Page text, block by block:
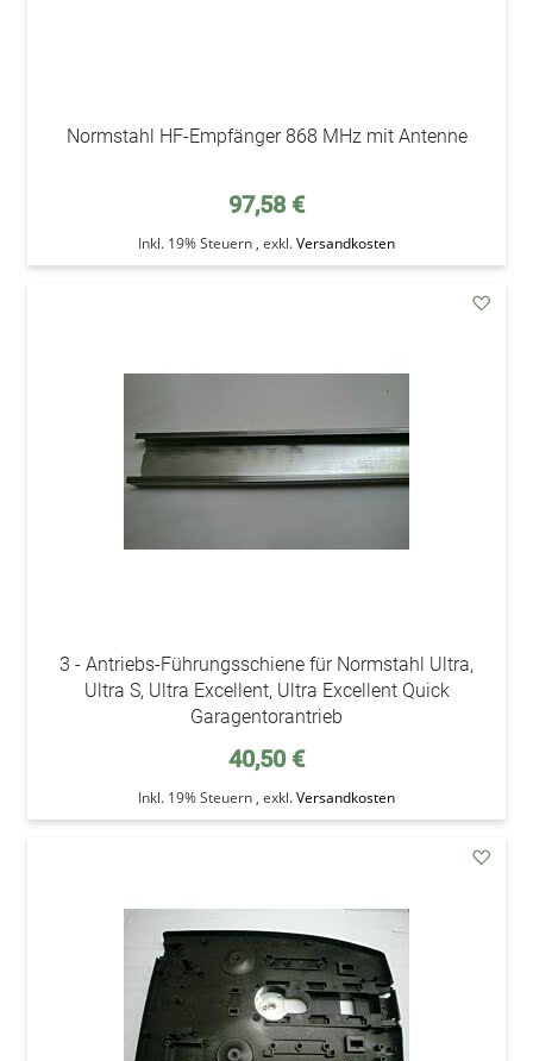
Normstahl HF-Empfänger 868 MHz mit Antenne
97,58 €
Inkl. 19% Steuern , exkl.Versandkosten
3 - Antriebs-Führungsschiene für Normstahl Ultra,
Ultra S, Ultra Excellent, Ultra Excellent Quick
Garagentorantrieb
40,50 €
Inkl. 19% Steuern , exkl.Versandkosten